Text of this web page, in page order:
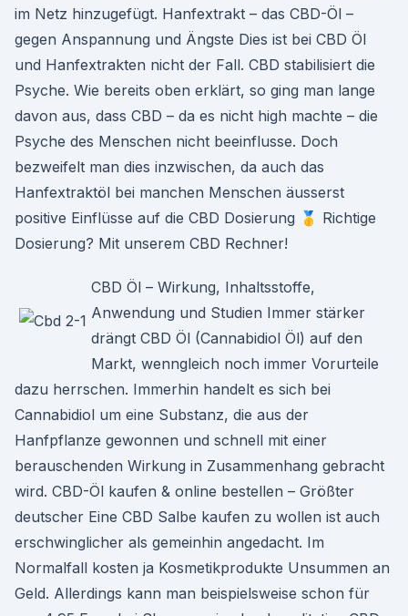
im Netz hinzugefügt. Hanfextrakt – das CBD-Öl –
gegen Anspannung und Ängste Dies ist bei CBD Öl
und Hanfextrakten nicht der Fall. CBD stabilisiert die
Psyche. Wie bereits oben erklärt, so ging man lange
davon aus, dass CBD – da es nicht high machte – die
Psyche des Menschen nicht beeinflusse. Doch
bezweifelt man dies inzwischen, da auch das
Hanfextraktöl bei manchen Menschen äusserst
positive Einflüsse auf die CBD Dosierung 🥇 Richtige
Dosierung? Mit unserem CBD Rechner!
CBD Öl – Wirkung, Inhaltsstoffe,
Anwendung und Studien Immer stärker
drängt CBD Öl (Cannabidiol Öl) auf den
Markt, wenngleich noch immer Vorurteile
dazu herrschen. Immerhin handelt es sich bei
Cannabidiol um eine Substanz, die aus der
Hanfpflanze gewonnen und schnell mit einer
berauschenden Wirkung in Zusammenhang gebracht
wird. CBD-Öl kaufen & online bestellen – Größter
deutscher Eine CBD Salbe kaufen zu wollen ist auch
erschwinglicher als gemeinhin angedacht. Im
Normalfall kosten ja Kosmetikprodukte Unsummen an
Geld. Allerdings kann man beispielsweise schon für